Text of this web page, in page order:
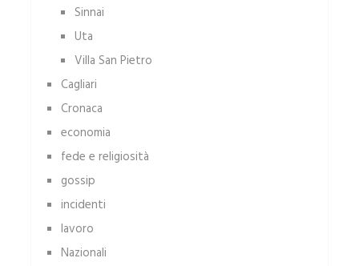
Sinnai
Uta
Villa San Pietro
Cagliari
Cronaca
economia
fede e religiosità
gossip
incidenti
lavoro
Nazionali